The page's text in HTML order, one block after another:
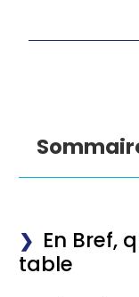
En Bref,
table